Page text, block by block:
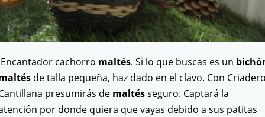
cachorro maltés. Si lo que buscas es un
de talla pequeña, haz dado en el clavo. Con
presumirás de maltésseguro. Captará la
por donde quiera que vayas debido a sus patitas